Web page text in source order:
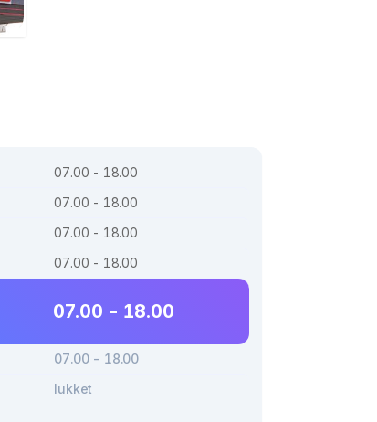
07.00 - 18.00
07.00 - 18.00
07.00 - 18.00
07.00 - 18.00
07.00 - 18.00
07.00 - 18.00
lukket